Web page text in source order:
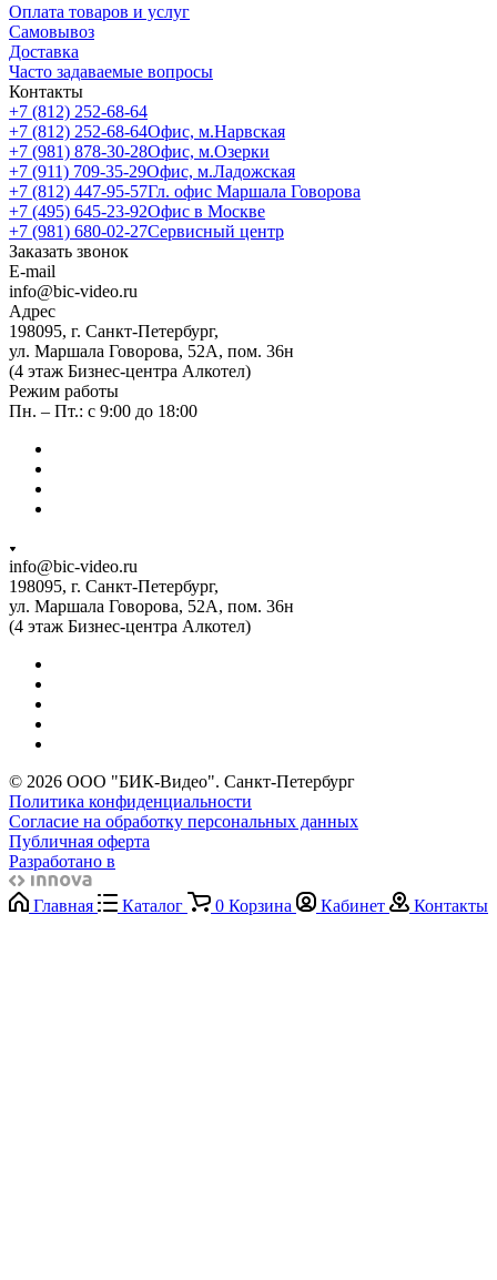
Оплата товаров и услуг
Самовывоз
Доставка
Часто задаваемые вопросы
Контакты
+7 (812) 252-68-64
+7 (812) 252-68-64Офис, м.Нарвская
+7 (981) 878-30-28Офис, м.Озерки
+7 (911) 709-35-29Офис, м.Ладожская
+7 (812) 447-95-57Гл. офис Маршала Говорова
+7 (495) 645-23-92Офис в Москве
+7 (981) 680-02-27Сервисный центр
Заказать звонок
E-mail
info@bic-video.ru
Адрес
198095, г. Санкт-Петербург,
ул. Маршала Говорова, 52А, пом. 36н
(4 этаж Бизнес-центра Алкотел)
Режим работы
Пн. – Пт.: с 9:00 до 18:00
info@bic-video.ru
198095, г. Санкт-Петербург,
ул. Маршала Говорова, 52А, пом. 36н
(4 этаж Бизнес-центра Алкотел)
© 2026 ООО "БИК-Видео". Санкт-Петербург
Политика конфиденциальности
Согласие на обработку персональных данных
Публичная оферта
Разработано в
Главная Каталог 0 Корзина Кабинет Контакты